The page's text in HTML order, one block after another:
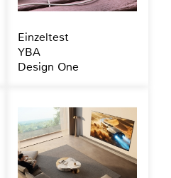
Einzeltest
YBA
Design One